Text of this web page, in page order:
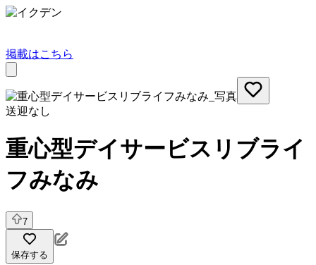
掲載はこちら
送迎なし
重心型デイサービスリブライ
フみなみ
7
保存する